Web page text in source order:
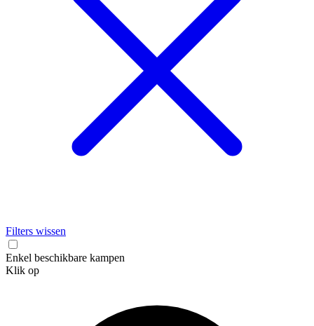
Filters wissen
Enkel beschikbare kampen
Klik op